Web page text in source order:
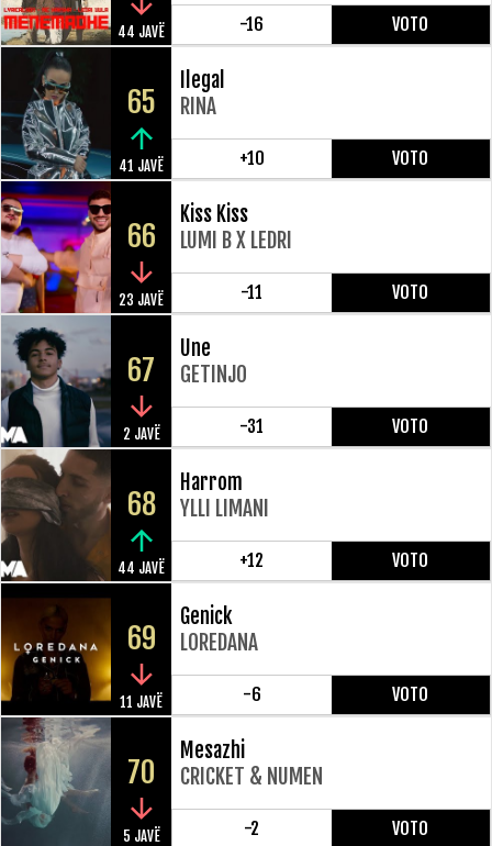
44 JAVË -16 VOTO
65
41 JAVË
Ilegal
RINA
+10 VOTO
66
23 JAVË
Kiss Kiss
LUMI B X LEDRI
-11 VOTO
67
2 JAVË
Une
GETINJO
-31 VOTO
68
44 JAVË
Harrom
YLLI LIMANI
+12 VOTO
69
11 JAVË
Genick
LOREDANA
-6 VOTO
70
5 JAVË
Mesazhi
CRICKET & NUMEN
-2 VOTO